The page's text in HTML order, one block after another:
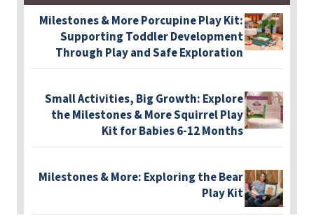
Milestones & More Porcupine Play Kit:
Supporting Toddler Development
Through Play and Safe Exploration
Small Activities, Big Growth: Explore
the Milestones & More Squirrel Play
Kit for Babies 6-12 Months
Milestones & More: Exploring the Bear
Play Kit